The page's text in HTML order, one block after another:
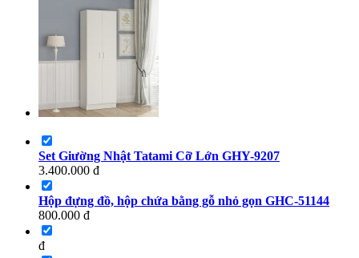
Set Giường Nhật Tatami Cỡ Lớn GHY-9207
3.400.000 đ
Hộp đựng đồ, hộp chứa bằng gỗ nhỏ gọn GHC-51144
800.000 đ
đ